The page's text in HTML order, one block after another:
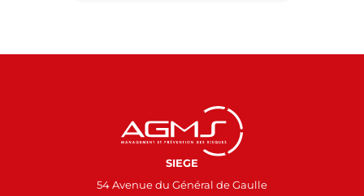
SIEGE
54 Avenue du Général de Gaulle